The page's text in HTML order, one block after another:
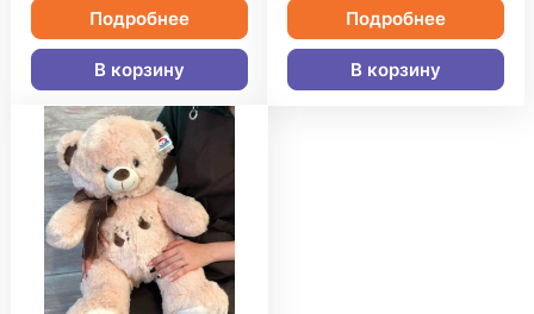
Подробнее
В корзину
Подробнее
В корзину